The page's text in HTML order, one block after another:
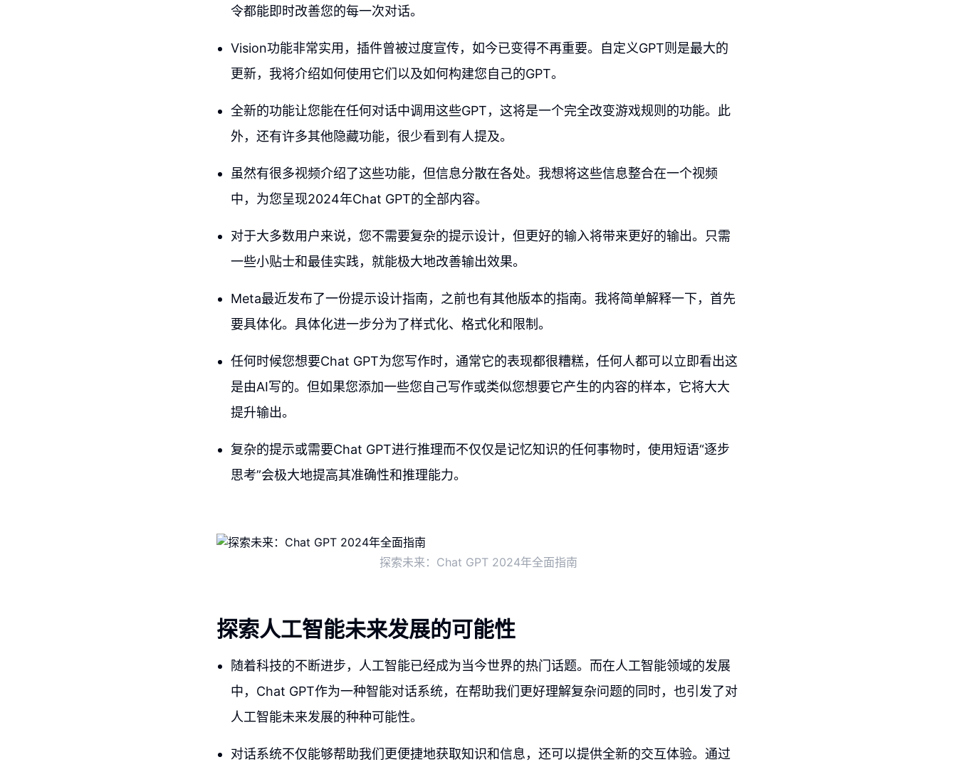
令都能即时改善您的每一次对话。
Vision功能非常实用，插件曾被过度宣传，如今已变得不再重要。自定义GPT则是最大的
更新，我将介绍如何使用它们以及如何构建您自己的GPT。
全新的功能让您能在任何对话中调用这些GPT，这将是一个完全改变游戏规则的功能。此
外，还有许多其他隐藏功能，很少看到有人提及。
虽然有很多视频介绍了这些功能，但信息分散在各处。我想将这些信息整合在一个视频
中，为您呈现2024年Chat GPT的全部内容。
对于大多数用户来说，您不需要复杂的提示设计，但更好的输入将带来更好的输出。只需
一些小贴士和最佳实践，就能极大地改善输出效果。
Meta最近发布了一份提示设计指南，之前也有其他版本的指南。我将简单解释一下，首先
要具体化。具体化进一步分为了样式化、格式化和限制。
任何时候您想要Chat GPT为您写作时，通常它的表现都很糟糕，任何人都可以立即看出这
是由AI写的。但如果您添加一些您自己写作或类似您想要它产生的内容的样本，它将大大
提升输出。
复杂的提示或需要Chat GPT进行推理而不仅仅是记忆知识的任何事物时，使用短语“逐步
思考”会极大地提高其准确性和推理能力。
探索未来：Chat GPT 2024年全面指南
探索人工智能未来发展的可能性
随着科技的不断进步，人工智能已经成为当今世界的热门话题。而在人工智能领域的发展
中，Chat GPT作为一种智能对话系统，在帮助我们更好理解复杂问题的同时，也引发了对
人工智能未来发展的种种可能性。
对话系统不仅能够帮助我们更便捷地获取知识和信息，还可以提供全新的交互体验。通过